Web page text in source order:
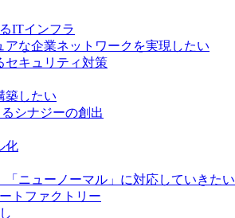
ITインフラ
な企業ネットワークを実現したい
セキュリティ対策
築したい
シナジーの創出
化
ニューノーマル」に対応していきたい
トファクトリー